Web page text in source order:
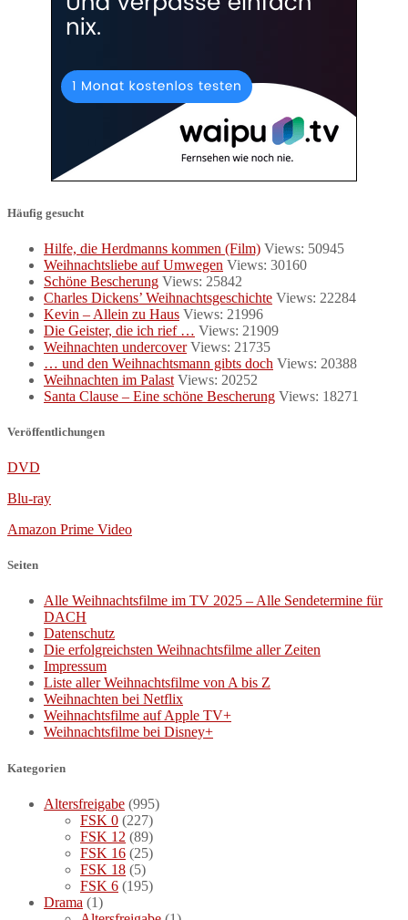
Häufig gesucht
Hilfe, die Herdmanns kommen (Film) Views: 50945
Weihnachtsliebe auf Umwegen Views: 30160
Schöne Bescherung Views: 25842
Charles Dickens’ Weihnachtsgeschichte Views: 22284
Kevin – Allein zu Haus Views: 21996
Die Geister, die ich rief … Views: 21909
Weihnachten undercover Views: 21735
… und den Weihnachtsmann gibts doch Views: 20388
Weihnachten im Palast Views: 20252
Santa Clause – Eine schöne Bescherung Views: 18271
Veröffentlichungen
DVD
Blu-ray
Amazon Prime Video
Seiten
Alle Weihnachtsfilme im TV 2025 – Alle Sendetermine für
DACH
Datenschutz
Die erfolgreichsten Weihnachtsfilme aller Zeiten
Impressum
Liste aller Weihnachtsfilme von A bis Z
Weihnachten bei Netflix
Weihnachtsfilme auf Apple TV+
Weihnachtsfilme bei Disney+
Kategorien
Altersfreigabe (995)
FSK 0 (227)
FSK 12 (89)
FSK 16 (25)
FSK 18 (5)
FSK 6 (195)
Drama (1)